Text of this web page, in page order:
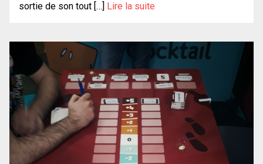
sortie de son tout […]
Lire la suite